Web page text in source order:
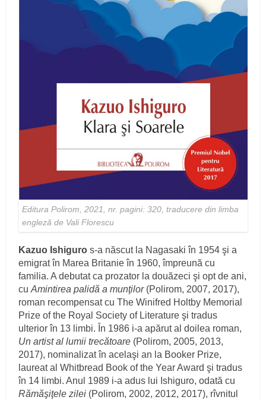
Editura Polirom, 2021, nr. pagini: 320, traducere din limba
engleză de Vali Florescu
Kazuo Ishiguro s-a născut la Nagasaki în 1954 şi a
emigrat în Marea Britanie în 1960, împreună cu
familia. A debutat ca prozator la douăzeci şi opt de ani,
cuAmintirea palidă a munţilor(Polirom, 2007, 2017),
roman recompensat cu The Winifred Holtby Memorial
Prize of the Royal Society of Literature şi tradus
ulterior în 13 limbi. În 1986 i-a apărut al doilea roman,
Un artist al lumii trecătoare (Polirom, 2005, 2013,
2017), nominalizat în acelaşi an la Booker Prize,
laureat al Whitbread Book of the Year Award şi tradus
în 14 limbi. Anul 1989 i-a adus lui Ishiguro, odată cu
Rămăşiţele zilei (Polirom, 2002, 2012, 2017), rîvnitul